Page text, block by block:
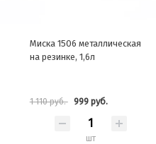
Миска 1506 металлическая
на резинке, 1,6л
1 110 руб. 999 руб.
шт